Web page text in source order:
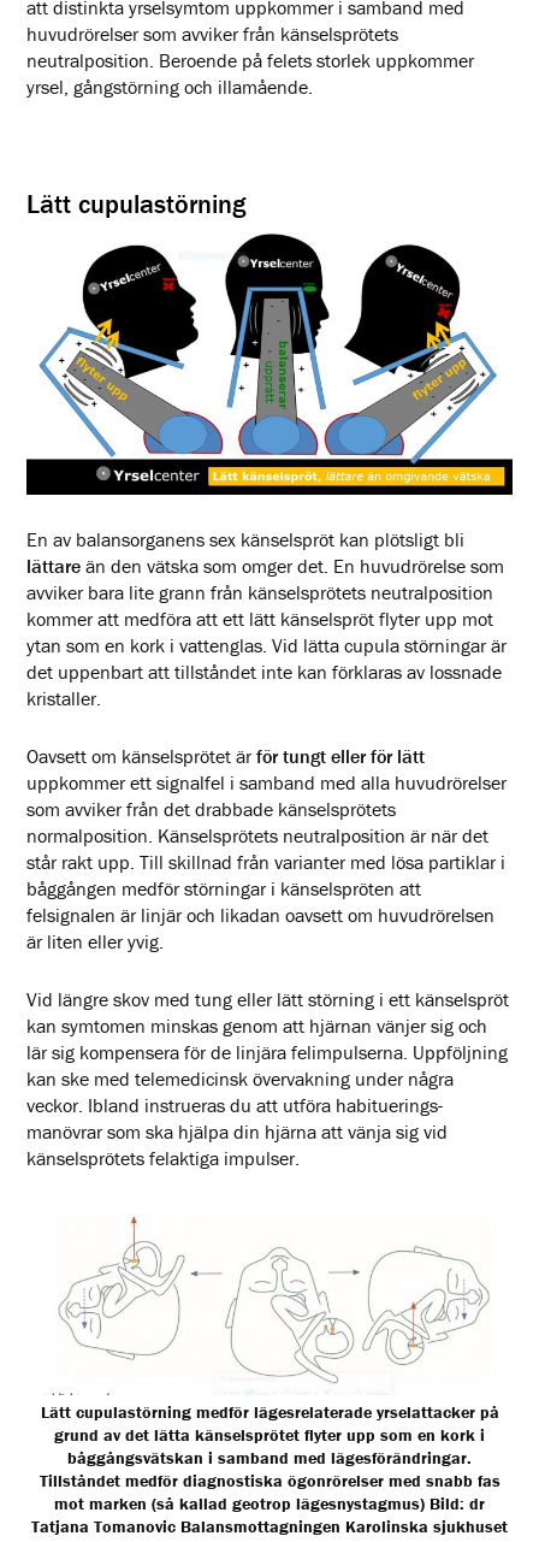
att distinkta yrselsymtom uppkommer i samband med
huvudrörelser som avviker från känselsprötets
neutralposition. Beroende på felets storlek uppkommer
yrsel, gångstörning och illamående.
Lätt cupulastörning
En av balansorganens sex känselspröt kan plötsligt bli
lättare än den vätska som omger det. En huvudrörelse som
avviker bara lite grann från känselsprötets neutralposition
kommer att medföra att ett lätt känselspröt flyter upp mot
ytan som en kork i vattenglas. Vid lätta cupula störningar är
det uppenbart att tillståndet inte kan förklaras av lossnade
kristaller.
Oavsett om känselsprötet ärför tungt eller för lätt
uppkommer ett signalfel i samband med alla huvudrörelser
som avviker från det drabbade känselsprötets
normalposition. Känselsprötets neutralposition är när det
står rakt upp. Till skillnad från varianter med lösa partiklar i
båggången medför störningar i känselspröten att
felsignalen är linjär och likadan oavsett om huvudrörelsen
är liten eller yvig.
Vid längre skov med tung eller lätt störning i ett känselspröt
kan symtomen minskas genom att hjärnan vänjer sig och
lär sig kompensera för de linjära felimpulserna. Uppföljning
kan ske med telemedicinsk övervakning under några
veckor. Ibland instrueras du att utföra habituerings-
manövrar som ska hjälpa din hjärna att vänja sig vid
känselsprötets felaktiga impulser.
Lätt cupulastörning medför lägesrelaterade yrselattacker på
grund av det lätta känselsprötet flyter upp som en kork i
båggångsvätskan i samband med lägesförändringar.
Tillståndet medför diagnostiska ögonrörelser med snabb fas
mot marken (så kallad geotrop lägesnystagmus) Bild: dr
Tatjana Tomanovic Balansmottagningen Karolinska sjukhuset